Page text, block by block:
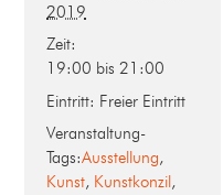
2019
Zeit:
19:00 bis 21:00
Eintritt: Freier Eintritt
Veranstaltung-
Tags:Ausstellung,
Kunst, Kunstkonzil,